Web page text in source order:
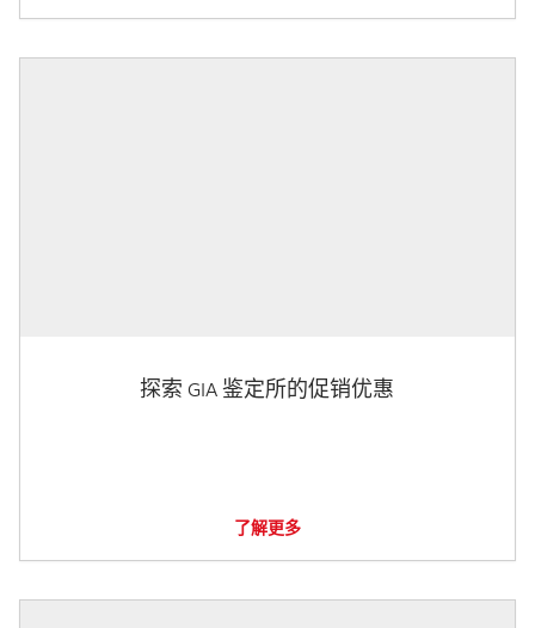
探索 GIA 鉴定所的促销优惠
了解更多